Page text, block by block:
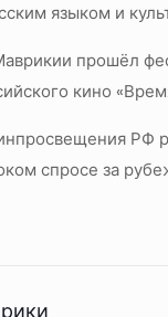
языком и
прошёл
кино
РФ
спросе за